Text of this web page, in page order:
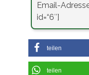
Email-
id=“6″]
teilen
teilen